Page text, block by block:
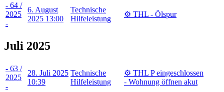
- 64 /
2025
-
6. August
2025 13:00
Technische
Hilfeleistung
⚙️ THL - Ölspur
Juli 2025
- 63 /
2025
-
28. Juli 2025
10:39
Technische
Hilfeleistung
⚙️ THL P eingeschlossen
- Wohnung öffnen akut